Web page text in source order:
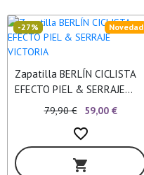
Zapatilla BERLÍN CICLISTA
EFECTO PIEL & SERRAJE
VICTORIA
Novedad
-27%
79,90 € 59,00 €
favorite_border
shopping_cart